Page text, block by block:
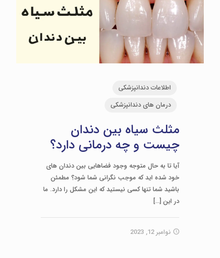
اطلاعات دندانپزشکی
درمان های دندانپزشکی
مثلث سیاه بین دندان
چیست و چه درمانی دارد؟
آیا تا به حال متوجه وجود فضاهایی بین دندان های
خود شده اید که موجب نگرانی شما شود؟ مطمئن
باشید شما تنها کسی نیستید که این مشکل را دارد. ما
در این […]
نوامبر 12, 2023